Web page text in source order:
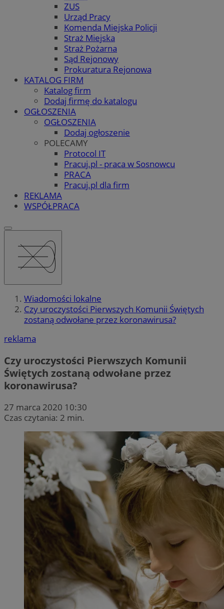
ZUS
Urząd Pracy
Komenda Miejska Policji
Straż Miejska
Straż Pożarna
Sąd Rejonowy
Prokuratura Rejonowa
KATALOG FIRM
Katalog firm
Dodaj firmę do katalogu
OGŁOSZENIA
OGŁOSZENIA
Dodaj ogłoszenie
POLECAMY
Protocol IT
Pracuj.pl - praca w Sosnowcu
PRACA
Pracuj.pl dla firm
REKLAMA
WSPÓŁPRACA
Wiadomości lokalne
Czy uroczystości Pierwszych Komunii Świętych
zostaną odwołane przez koronawirusa?
reklama
Czy uroczystości Pierwszych Komunii
Świętych zostaną odwołane przez
koronawirusa?
27 marca 2020 10:30
Czas czytania: 2 min.